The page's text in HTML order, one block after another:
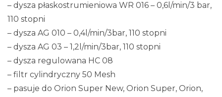
– dysza płaskostrumieniowa WR 016 – 0,6l/min/3 bar,
110 stopni
– dysza AG 010 – 0,4l/min/3bar, 110 stopni
– dysza AG 03 – 1,2l/min/3bar, 110 stopni
– dysza regulowana HC 08
– filtr cylindryczny 50 Mesh
– pasuje do Orion Super New, Orion Super, Orion,